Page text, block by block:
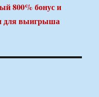
800% бонус и
для выигрыша